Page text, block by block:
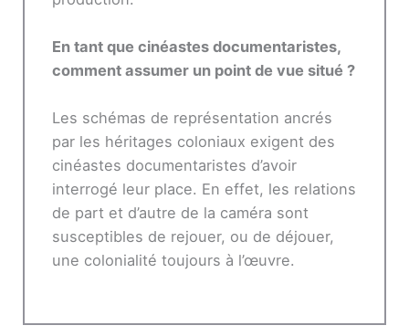
En tant que cinéastes documentaristes,
comment assumer un point de vue situé ?
Les schémas de représentation ancrés
par les héritages coloniaux exigent des
cinéastes documentaristes d’avoir
interrogé leur place. En effet, les relations
de part et d’autre de la caméra sont
susceptibles de rejouer, ou de déjouer,
une colonialité toujours à l’œuvre.